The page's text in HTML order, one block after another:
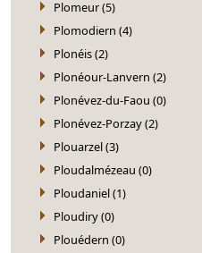
Plomeur (5)
Plomodiern (4)
Plonéis (2)
Plonéour-Lanvern (2)
Plonévez-du-Faou (0)
Plonévez-Porzay (2)
Plouarzel (3)
Ploudalmézeau (0)
Ploudaniel (1)
Ploudiry (0)
Plouédern (0)